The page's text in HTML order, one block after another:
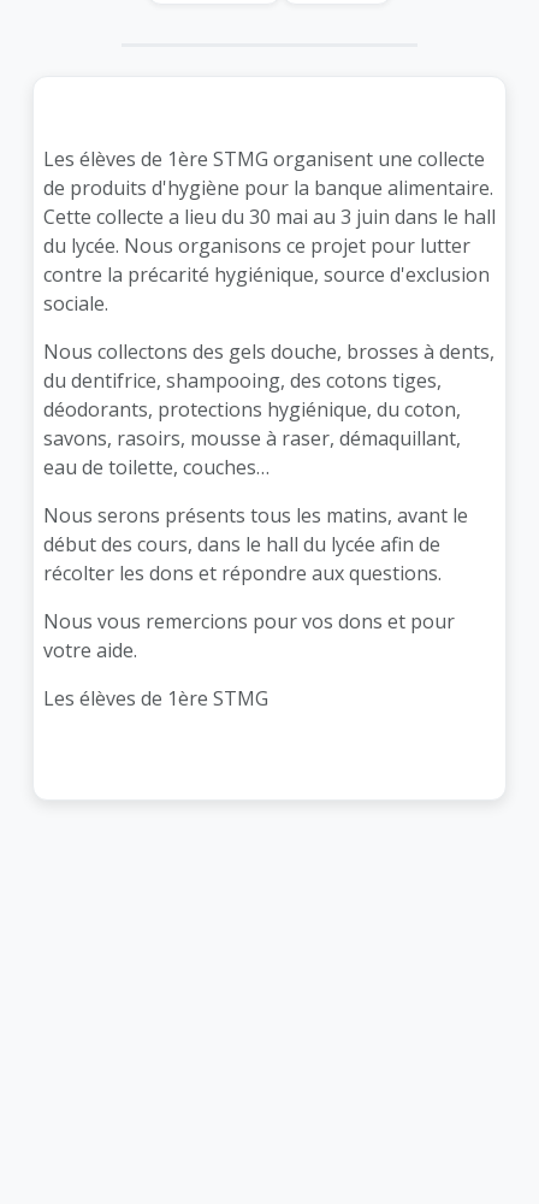
Les élèves de 1ère STMG organisent une collecte
de produits d'hygiène pour la banque alimentaire.
Cette collecte a lieu du 30 mai au 3 juin dans le hall
du lycée. Nous organisons ce projet pour lutter
contre la précarité hygiénique, source d'exclusion
sociale.
Nous collectons des gels douche, brosses à dents,
du dentifrice, shampooing, des cotons tiges,
déodorants, protections hygiénique, du coton,
savons, rasoirs, mousse à raser, démaquillant,
eau de toilette, couches…
Nous serons présents tous les matins, avant le
début des cours, dans le hall du lycée afin de
récolter les dons et répondre aux questions.
Nous vous remercions pour vos dons et pour
votre aide.
Les élèves de 1ère STMG